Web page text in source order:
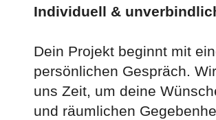
Individuell &
Dein Projekt beginnt mit
persönlichen Gespräch.
uns Zeit, um deine
und räumlichen